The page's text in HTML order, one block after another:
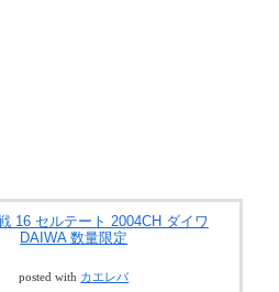
16 セルテート 2004CH ダイワ
DAIWA 数量限定
posted with カエレバ